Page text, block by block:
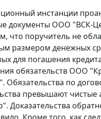
инстанции
документы ООО "ВСК-
что поручитель не
размером денежных
для погашения
обязательств ООО
Обязательства по
превышают
Доказательства